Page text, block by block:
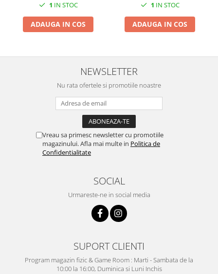
1 IN STOC
ADAUGA IN COS
1 IN STOC
ADAUGA IN COS
NEWSLETTER
Nu rata ofertele si promotiile noastre
Vreau sa primesc newsletter cu promotiile
magazinului. Afla mai multe in Politica de
Confidentialitate
SOCIAL
Urmareste-ne in social media
SUPORT CLIENTI
Program magazin fizic & Game Room : Marti - Sambata de la
10:00 la 16:00, Duminica si Luni Inchis